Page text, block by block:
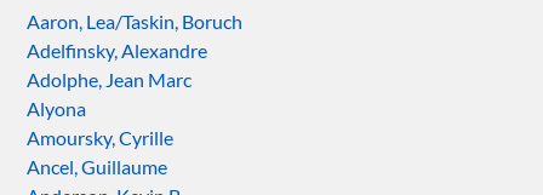
Aaron, Lea/Taskin, Boruch
Adelfinsky, Alexandre
Adolphe, Jean Marc
Alyona
Amoursky, Cyrille
Ancel, Guillaume